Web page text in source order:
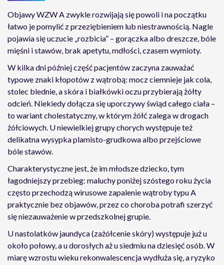
Objawy WZW A zwykle rozwijają się powoli i na początku
łatwo je pomylić z przeziębieniem lub niestrawnością. Nagle
pojawia się uczucie „rozbicia” – gorączka albo dreszcze, bóle
mięśni i stawów, brak apetytu, mdłości, czasem wymioty.
W kilka dni później część pacjentów zaczyna zauważać
typowe znaki kłopotów z wątrobą: mocz ciemnieje jak cola,
stolec blednie, a skóra i białkówki oczu przybierają żółty
odcień. Niekiedy dołącza się uporczywy świąd całego ciała –
to wariant cholestatyczny, w którym żółć zalega w drogach
żółciowych. U niewielkiej grupy chorych występuje też
delikatna wysypka plamisto-grudkowa albo przejściowe
bóle stawów.
Charakterystyczne jest, że im młodsze dziecko, tym
łagodniejszy przebieg: maluchy poniżej szóstego roku życia
często przechodzą wirusowe zapalenie wątroby typu A
praktycznie bez objawów, przez co choroba potrafi szerzyć
się niezauważenie w przedszkolnej grupie.
U nastolatków jaundyca (zażółcenie skóry) występuje już u
około połowy, a u dorosłych aż u siedmiu na dziesięć osób. W
miarę wzrostu wieku rekonwalescencja wydłuża się, a ryzyko